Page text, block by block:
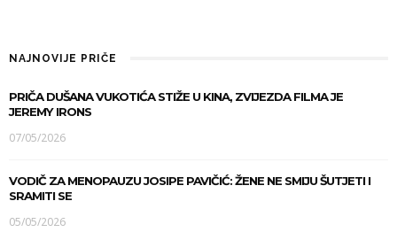
NAJNOVIJE PRIČE
PRIČA DUŠANA VUKOTIĆA STIŽE U KINA, ZVIJEZDA FILMA JE
JEREMY IRONS
07/05/2026
VODIČ ZA MENOPAUZU JOSIPE PAVIČIĆ: ŽENE NE SMIJU ŠUTJETI I
SRAMITI SE
05/05/2026